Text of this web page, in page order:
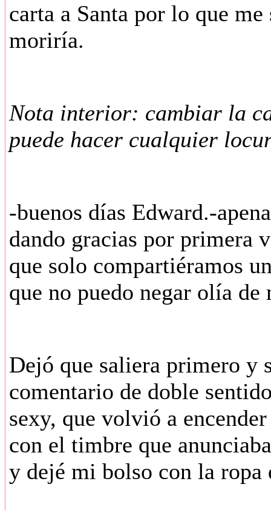
carta a Santa por lo que
moriría.
Nota interior: cambiar la
puede hacer cualquier
-buenos días Edward.-
dando gracias por primera
que solo compartiéramos
que no puedo negar olía
Dejó que saliera primero y
comentario de doble
sexy, que volvió a
con el timbre que
y dejé mi bolso con la ropa